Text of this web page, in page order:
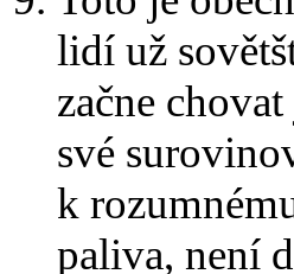
lidí už
začne
své
k
paliva, není